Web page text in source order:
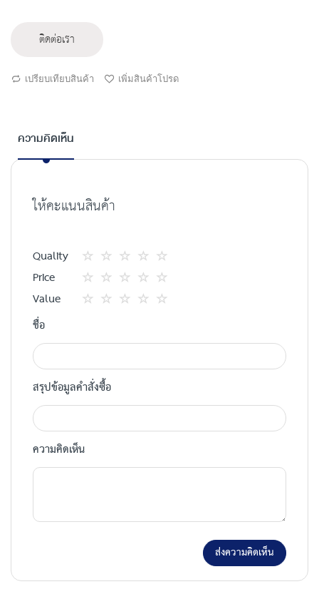
ติดต่อเรา
เปรียบเทียบสินค้า เพิ่มสินค้าโปรด
ความคิดเห็น
ให้คะแนนสินค้า
Quality
1
star
2
ดาว
3
ดาว
4
ดาว
5
ดาว
Price
1
2
3
4
5
Value
ชื่อ
สรุปข้อมูลคำสั่งซื้อ
ความคิดเห็น
ส่งความคิดเห็น